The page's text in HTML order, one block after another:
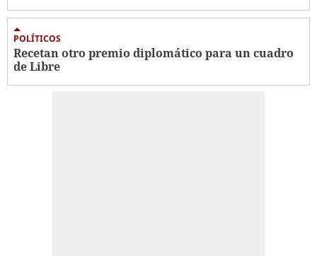
POLÍTICOS
Recetan otro premio diplomático para un cuadro
de Libre